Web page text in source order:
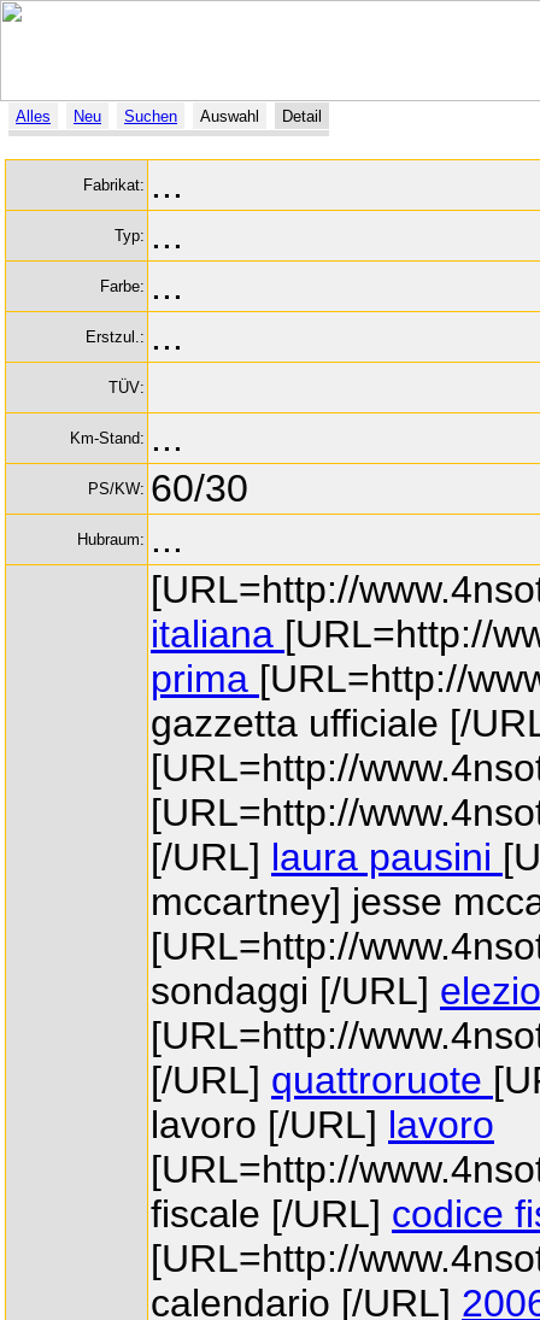
Alles Neu Suchen Auswahl Detail
Fabrikat: ...
Typ: ...
Farbe: ...
Erstzul.: ...
TÜV:
Km-Stand: ...
PS/KW: 60/30
Hubraum: ...
[URL=http://
italiana [URL=http://
prima [URL=http://
gazzetta ufficiale [/
[URL=http://
[URL=http://
[/URL] laura pausini
mccartney] jesse
[URL=http://
sondaggi [/URL]
[URL=http://
[/URL] quattroruote
lavoro [/URL] lavoro
[URL=http://
fiscale [/URL] codice
[URL=http://
calendario [/URL]